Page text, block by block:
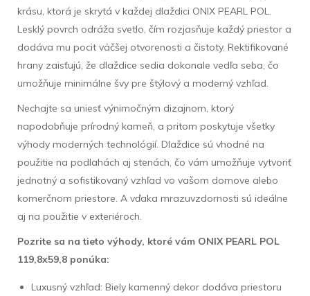
krásu, ktorá je skrytá v každej dlaždici ONIX PEARL POL.
Lesklý povrch odráža svetlo, čím rozjasňuje každý priestor a
dodáva mu pocit väčšej otvorenosti a čistoty. Rektifikované
hrany zaisťujú, že dlaždice sedia dokonale vedľa seba, čo
umožňuje minimálne švy pre štýlový a moderný vzhľad.
Nechajte sa uniesť výnimočným dizajnom, ktorý
napodobňuje prírodný kameň, a pritom poskytuje všetky
výhody moderných technológií. Dlaždice sú vhodné na
použitie na podlahách aj stenách, čo vám umožňuje vytvoriť
jednotný a sofistikovaný vzhľad vo vašom domove alebo
komerčnom priestore. A vďaka mrazuvzdornosti sú ideálne
aj na použitie v exteriéroch.
Pozrite sa na tieto výhody, ktoré vám ONIX PEARL POL
119,8x59,8 ponúka:
Luxusný vzhľad: Biely kamenný dekor dodáva priestoru